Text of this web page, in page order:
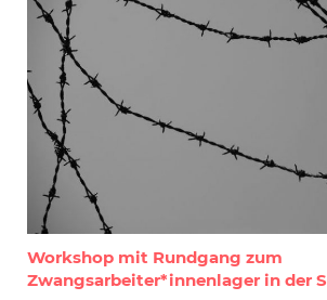
Workshop mit Rundgang zum
Zwangsarbeiter*innenlager in der